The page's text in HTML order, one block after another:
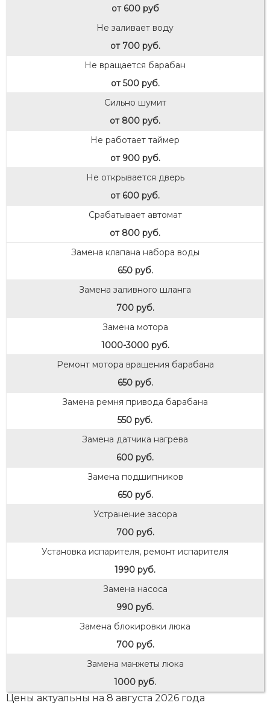
от 600 руб
Не заливает воду
от 700 руб.
Не вращается барабан
от 500 руб.
Сильно шумит
от 800 руб.
Не работает таймер
от 900 руб.
Не открывается дверь
от 600 руб.
Срабатывает автомат
от 800 руб.
Замена клапана набора воды
650 руб.
Замена заливного шланга
700 руб.
Замена мотора
1000-3000 руб.
Ремонт мотора вращения барабана
650 руб.
Замена ремня привода барабана
550 руб.
Замена датчика нагрева
600 руб.
Замена подшипников
650 руб.
Устранение засора
700 руб.
Установка испарителя, ремонт испарителя
1990 руб.
Замена насоса
990 руб.
Замена блокировки люка
700 руб.
Замена манжеты люка
1000 руб.
Цены актуальны на 8 августа 2026 года